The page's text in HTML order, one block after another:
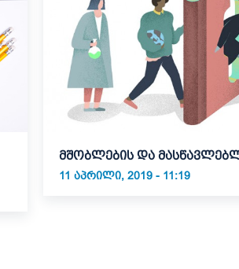
მშობლების და
11 ᲐᲞᲠᲘᲚᲘ, 2019 - 11:19